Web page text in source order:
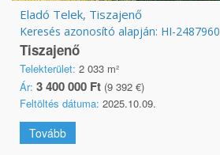
Eladó Telek, Tiszajenő
Keresés azonosító alapján: HI-2487960
Tiszajenő
Telekterület: 2 033 m²
Ár: 3 400 000 Ft (9 392 €)
Feltöltés dátuma: 2025.10.09.
Tovább